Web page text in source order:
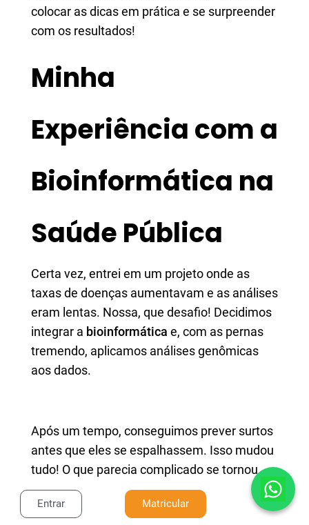
colocar as dicas em prática e se surpreender
com os resultados!
Minha
Experiência com a
Bioinformática na
Saúde Pública
Certa vez, entrei em um projeto onde as
taxas de doenças aumentavam e as análises
eram lentas. Nossa, que desafio! Decidimos
integrar a bioinformática e, com as pernas
tremendo, aplicamos análises genômicas
aos dados.
Após um tempo, conseguimos prever surtos
antes que eles se espalhassem. Isso mudou
tudo! O que parecia complicado se tornou
claro, e assim melhoramos a comunicação
entre as equipes. A
bioinformática
se tornou
Entrar Matricular